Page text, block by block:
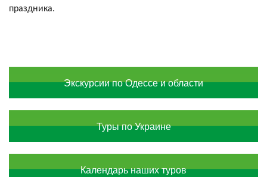
Экскурсии по Одессе и области
Туры по Украине
Календарь наших туров